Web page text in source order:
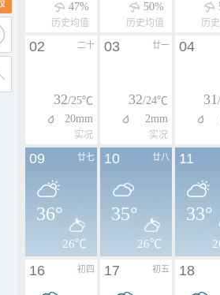
47%
历史均值
50%
历史均值 历
二十
02
32/25℃
20mm
实况
廿一
03
32/24℃
2mm
实况
04
31
廿七
09
36°
26℃
廿八
10
35°
26℃
11
33°
初四
16 初五
17 18